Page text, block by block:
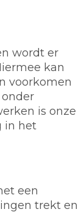
wordt er
kan
voorkomen
is onze
in het
een
trekt en